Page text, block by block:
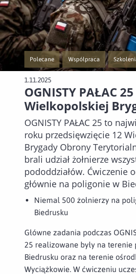
Polecane
Przejście do nowej strony z listą
Współpraca
Przejście do nowej
1.11.2025
OGNISTY PAŁAC
Wielkopolskiej
OGNISTY PAŁAC 25 to
roku przedsięwzięcie 12
Brygady Obrony
brali udział żołnierze
pododdziałów. Ćwiczenie
głównie na poligonie w
Niemal 500 żołnierzy na
Biedrusku
Główne zadania podczas
25 realizowane były na terenie
Biedrusku oraz na terenie
Wyciążkowie. W ćwiczeniu